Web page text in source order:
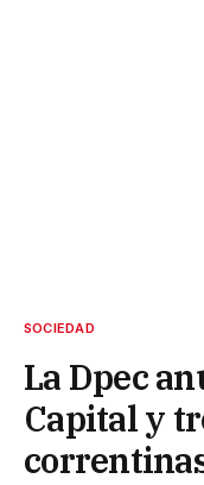
SOCIEDAD
La Dpec
Capital y